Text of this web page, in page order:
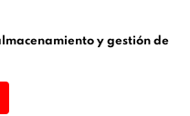
y gestión de